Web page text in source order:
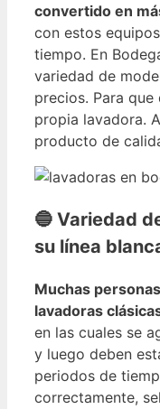
convertido en
con estos
tiempo. En
variedad de
precios. Para
propia lavadora.
producto de
🔵 Variedad
su línea
Muchas
lavadoras
en las cuales se
y luego deben
periodos de
correctamente,